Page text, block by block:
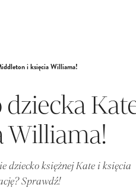
i księcia Williama!
Williama!
dziecko księżnej Kate i księcia
Sprawdź!